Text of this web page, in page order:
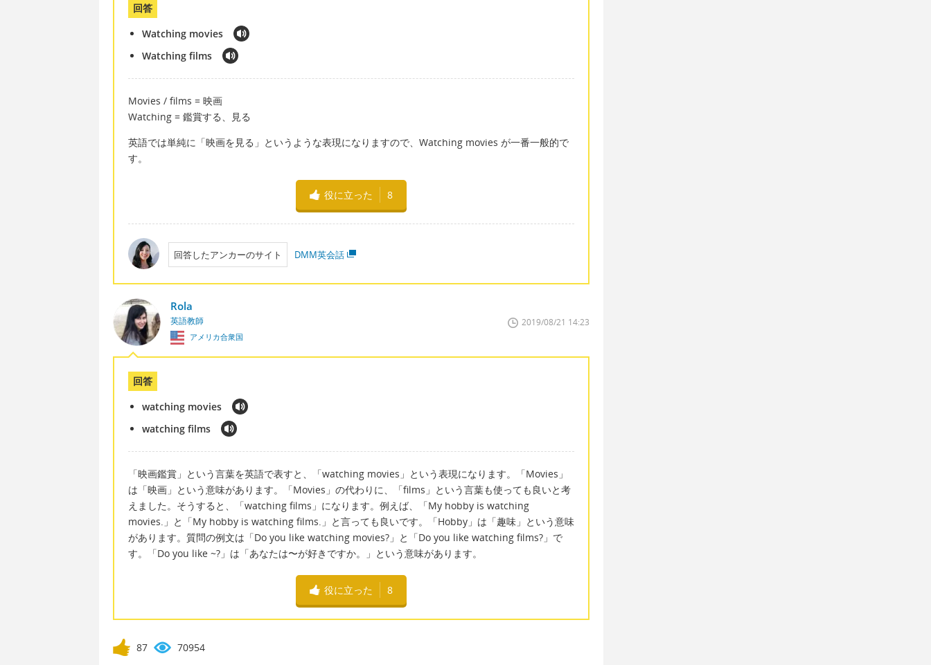
回答
Watching movies
Watching films
Movies / films = 映画
Watching = 鑑賞する、見る
英語では単純に「映画を見る」というような表現になりますので、Watching movies が一番一般的で
す。
役に立った 8
回答したアンカーのサイト DMM英会話
Rola
英語教師
アメリカ合衆国
2019/08/21 14:23
回答
watching movies
watching films
「映画鑑賞」という言葉を英語で表すと、「watching movies」という表現になります。「Movies」
は「映画」という意味があります。「Movies」の代わりに、「films」という言葉も使っても良いと考
えました。そうすると、「watching films」になります。例えば、「My hobby is watching
movies.」と「My hobby is watching films.」と言っても良いです。「Hobby」は「趣味」という意味
があります。質問の例文は「Do you like watching movies?」と「Do you like watching films?」で
す。「Do you like ~?」は「あなたは〜が好きですか。」という意味があります。
役に立った 8
87 70954